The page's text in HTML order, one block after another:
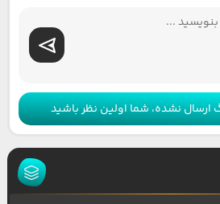
ارسال نشده، شما اولین نظر باشید